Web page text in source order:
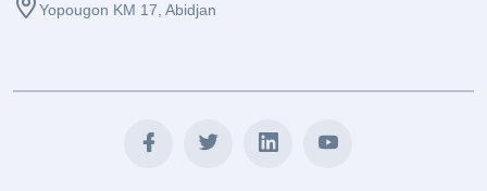
Yopougon KM 17, Abidjan